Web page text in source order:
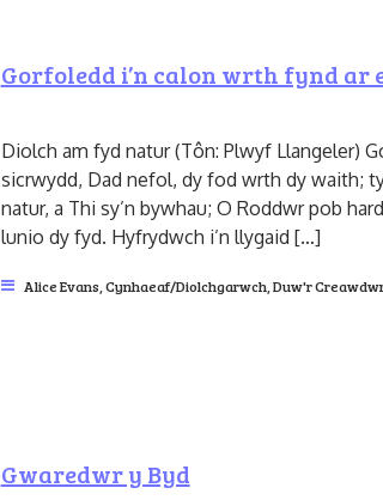
Gorfoledd i’n calon wrth fynd ar
Diolch am fyd natur (Tôn: Plwyf Llangeler)
sicrwydd, Dad nefol, dy fod wrth dy waith;
natur, a Thi sy’n bywhau; O Roddwr pob
lunio dy fyd. Hyfrydwch i’n llygaid […]
Alice Evans Cynhaeaf/Diolchgarwch, Duw'r
Gwaredwr y Byd